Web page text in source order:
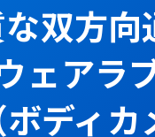
双方
ェアラ
ボディカ